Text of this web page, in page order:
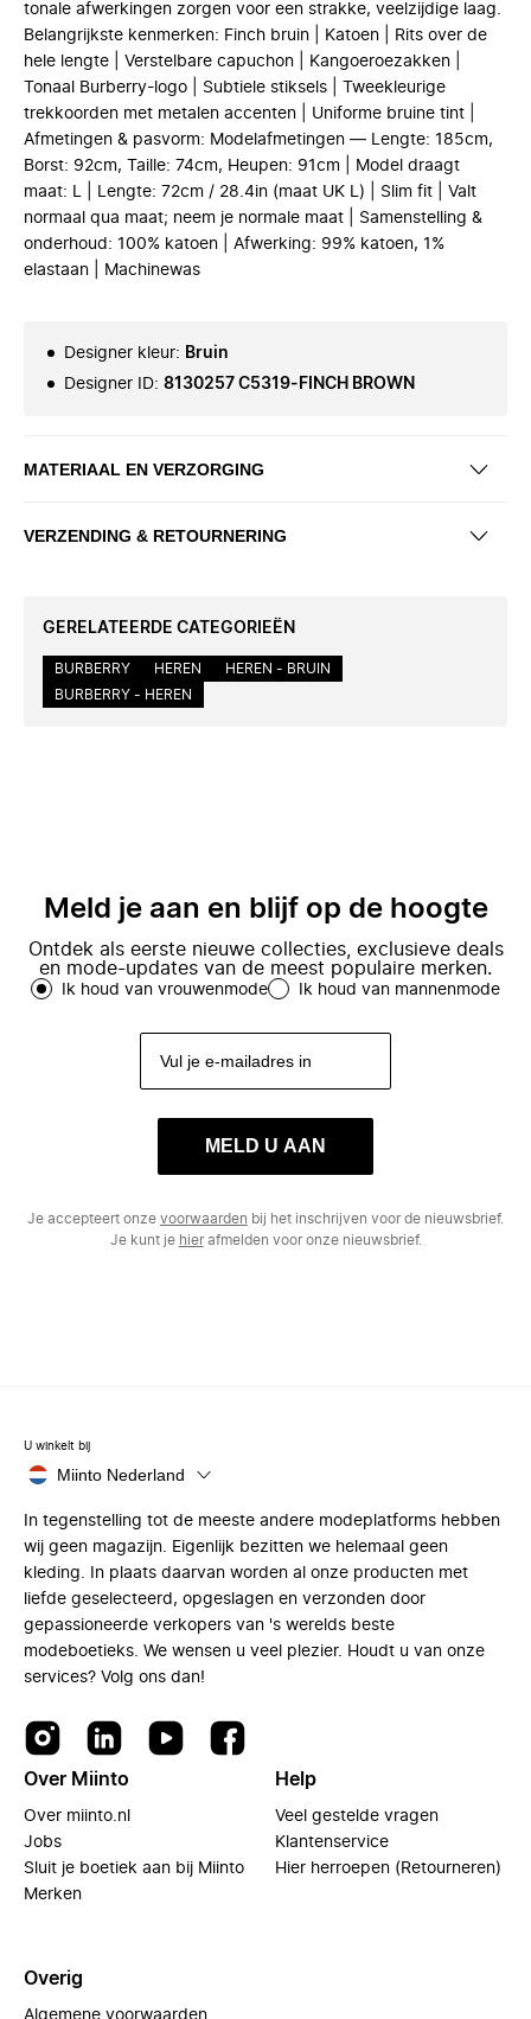
tonale afwerkingen zorgen voor een strakke, veelzijdige laag.
Belangrijkste kenmerken: Finch bruin | Katoen | Rits over de
hele lengte | Verstelbare capuchon | Kangoeroezakken |
Tonaal Burberry-logo | Subtiele stiksels | Tweekleurige
trekkoorden met metalen accenten | Uniforme bruine tint |
Afmetingen & pasvorm: Modelafmetingen — Lengte: 185cm,
Borst: 92cm, Taille: 74cm, Heupen: 91cm | Model draagt
maat: L | Lengte: 72cm / 28.4in (maat UK L) | Slim fit | Valt
normaal qua maat; neem je normale maat | Samenstelling &
onderhoud: 100% katoen | Afwerking: 99% katoen, 1%
elastaan | Machinewas
Designer kleur: Bruin
Designer ID: 8130257 C5319-FINCH BROWN
MATERIAAL EN VERZORGING
VERZENDING & RETOURNERING
GERELATEERDE CATEGORIEËN
BURBERRY HEREN
HEREN - BRUIN
BURBERRY - HEREN
Meld je aan en blijf op de hoogte
Ontdek als eerste nieuwe collecties, exclusieve deals
en mode-updates van de meest populaire merken.
Ik houd van vrouwenmode Ik houd van mannenmode
MELD U AAN
Je accepteert onze voorwaarden bij het inschrijven voor de nieuwsbrief.
Je kunt je hierafmelden voor onze nieuwsbrief.
U winkelt bij
Miinto Nederland
In tegenstelling tot de meeste andere modeplatforms hebben
wij geen magazijn. Eigenlijk bezitten we helemaal geen
kleding. In plaats daarvan worden al onze producten met
liefde geselecteerd, opgeslagen en verzonden door
gepassioneerde verkopers van 's werelds beste
modeboetieks. We wensen u veel plezier. Houdt u van onze
services? Volg ons dan!
Over Miinto
Over miinto.nl
Jobs
Sluit je boetiek aan bij Miinto
Merken
Help
Veel gestelde vragen
Klantenservice
Hier herroepen (Retourneren)
Overig
Algemene voorwaarden